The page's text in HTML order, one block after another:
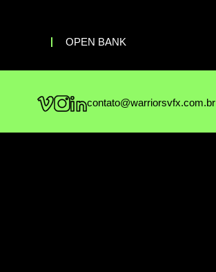
OPEN BANK
contato@warriorsvfx.com.br